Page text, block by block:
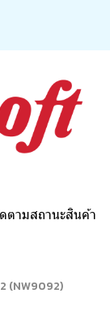
ตามสถานะสินค้า
(NW9092)